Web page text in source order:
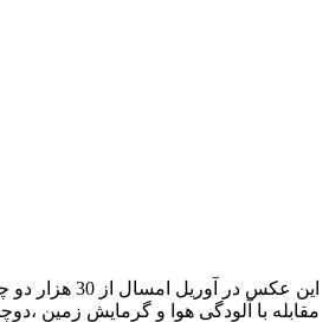
این عکس
مقابله با آلودگی هوا و گرمایش زمین